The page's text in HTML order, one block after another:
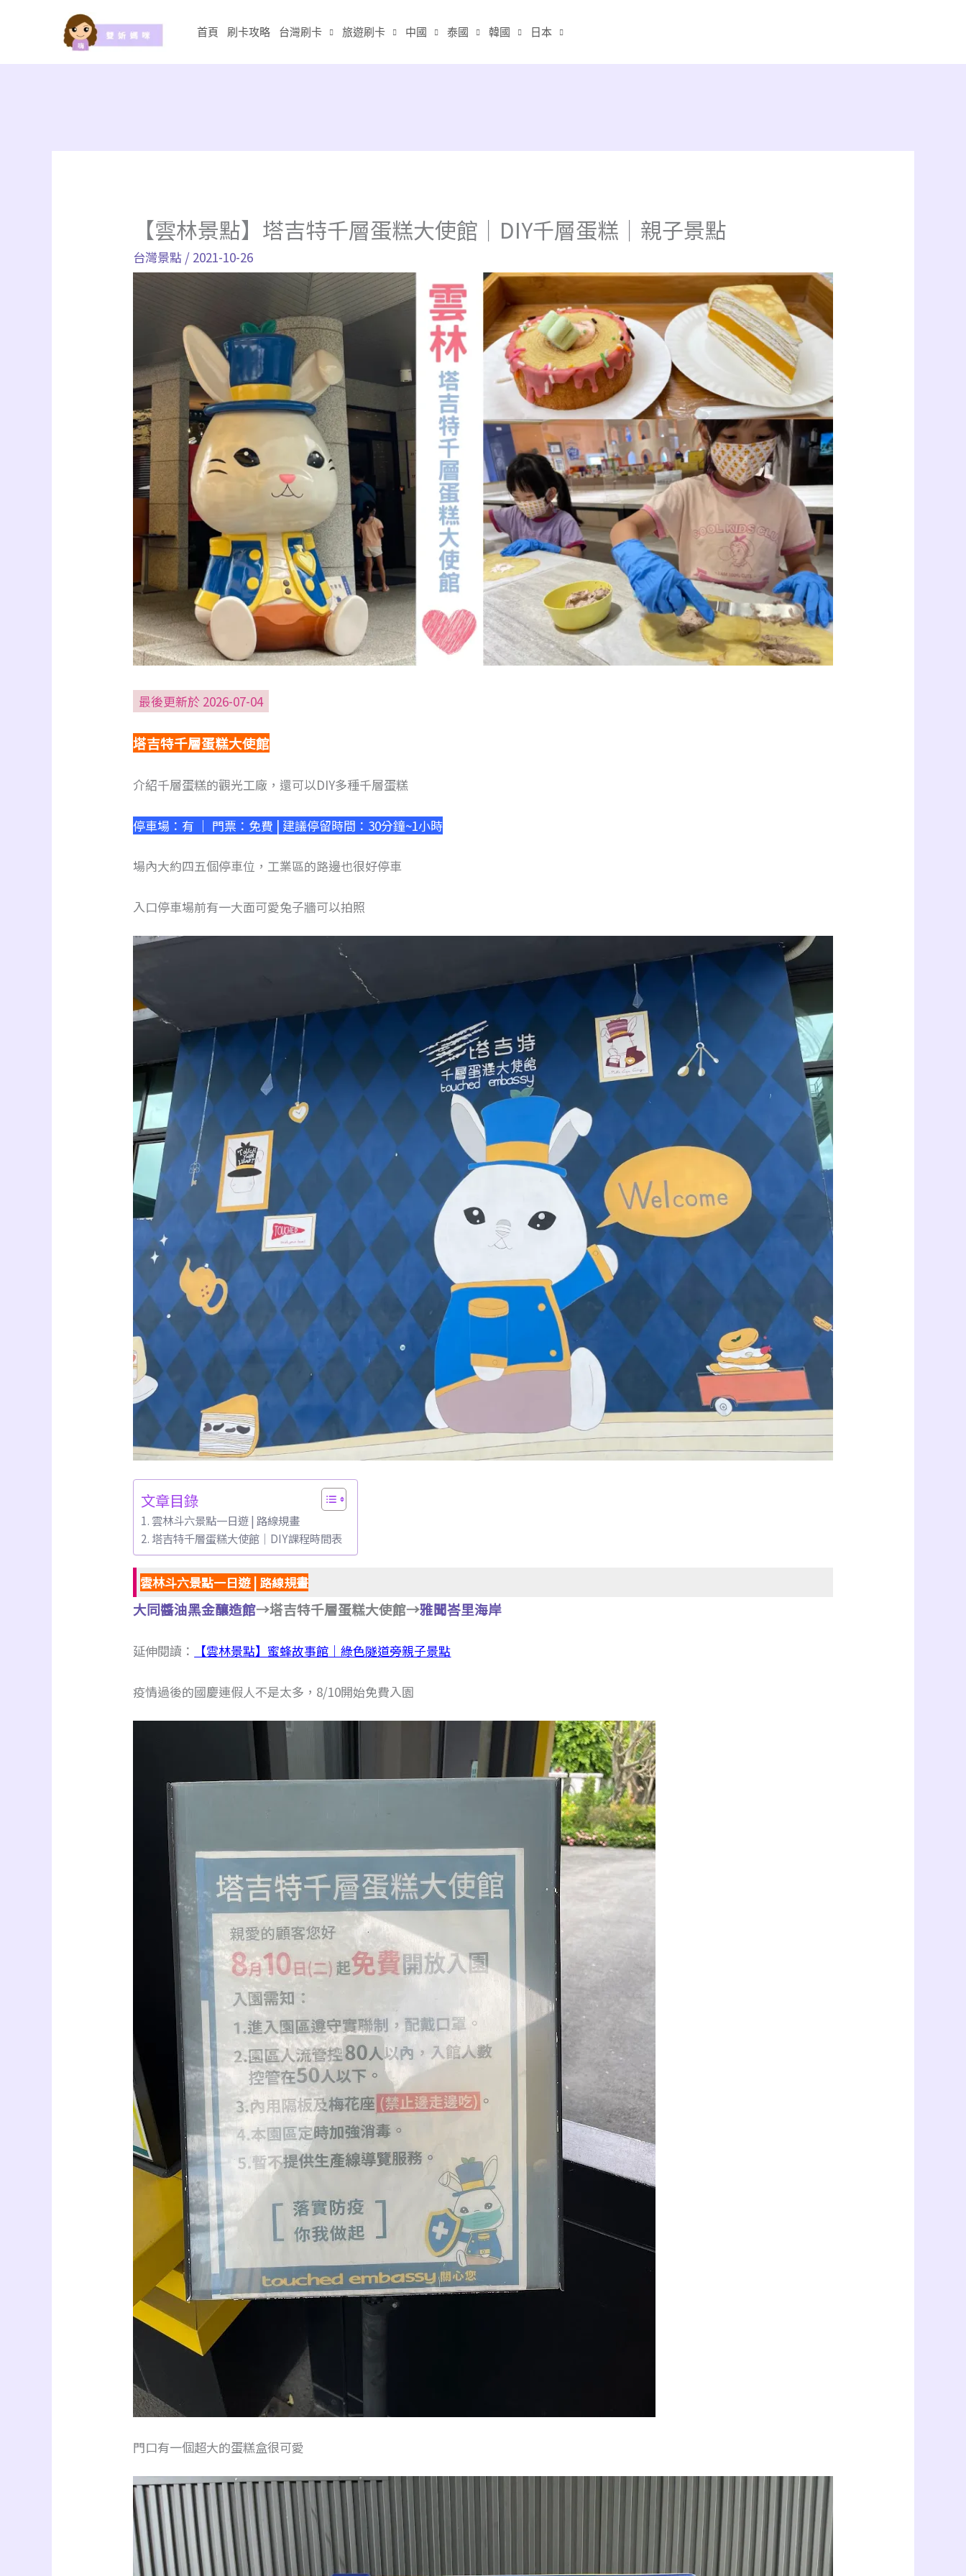
首頁 刷卡攻略 台灣刷卡 旅遊刷卡 中國 泰國 韓國 日本
【雲林景點】塔吉特千層蛋糕大使館｜DIY千層蛋糕｜親子景點
台灣景點 / 2021-10-26
最後更新於 2026-07-04
塔吉特千層蛋糕大使館
介紹千層蛋糕的觀光工廠，還可以DIY多種千層蛋糕
停車場：有 ｜ 門票：免費 | 建議停留時間：30分鐘~1小時
場內大約四五個停車位，工業區的路邊也很好停車
入口停車場前有一大面可愛兔子牆可以拍照
文章目錄
雲林斗六景點一日遊 | 路線規畫
塔吉特千層蛋糕大使館｜DIY課程時間表
雲林斗六景點一日遊 | 路線規畫
大同醬油黑金釀造館→塔吉特千層蛋糕大使館→雅聞峇里海岸
延伸閱讀： 【雲林景點】蜜蜂故事館｜綠色隧道旁親子景點
疫情過後的國慶連假人不是太多，8/10開始免費入園
門口有一個超大的蛋糕盒很可愛